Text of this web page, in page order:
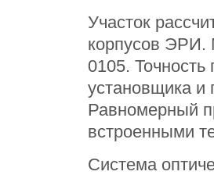
Участок
корпусов ЭРИ.
0105.
установщика и
Равномерный
встроенными
Система